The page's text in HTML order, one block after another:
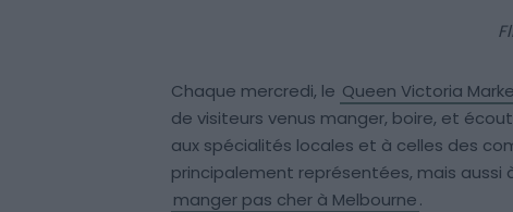
Chaque mercredi, le Queen Victoria
de visiteurs venus manger, boire, et
aux spécialités locales et à celles des
principalement représentées, mais aussi
manger pas cher à Melbourne.